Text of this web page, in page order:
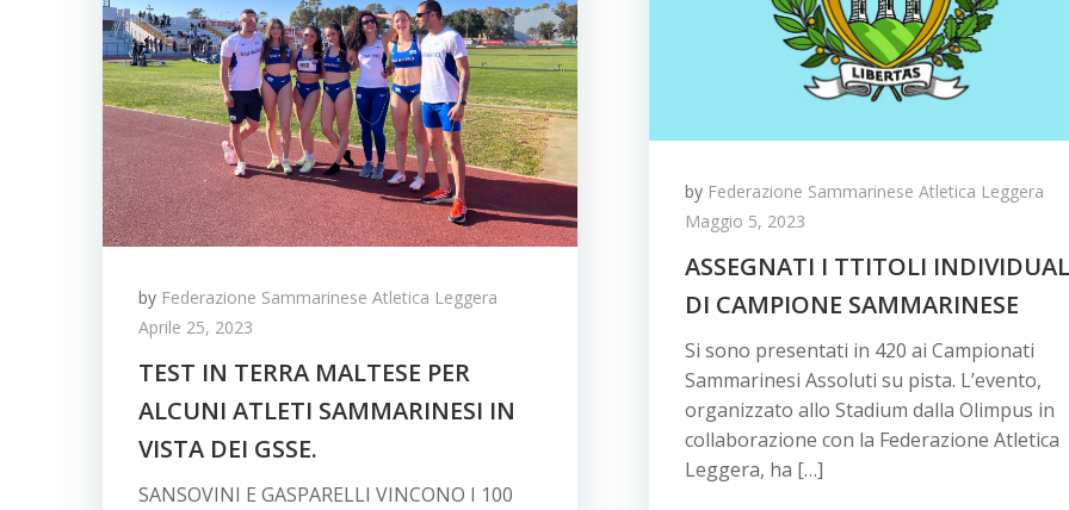
by Federazione Sammarinese Atletica Leggera
Maggio 5, 2023
ASSEGNATI I TTITOLI
DI CAMPIONE SAMMARINESE
Si sono presentati in 420 ai Campionati
Sammarinesi Assoluti su pista. L’evento,
organizzato allo Stadium dalla Olimpus in
collaborazione con la Federazione Atletica
Leggera, ha […]
by Federazione Sammarinese Atletica Leggera
Aprile 25, 2023
TEST IN TERRA MALTESE PER
ALCUNI ATLETI SAMMARINESI IN
VISTA DEI GSSE.
SANSOVINI E GASPARELLI VINCONO I 100